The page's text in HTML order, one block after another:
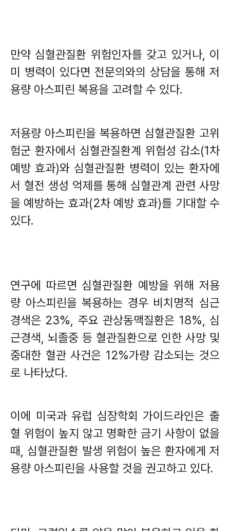
만약 심혈관질환 위험인자를 갖고 있거나, 이
미 병력이 있다면 전문의와의 상담을 통해 저
용량 아스피린 복용을 고려할 수 있다.
저용량 아스피린을 복용하면 심혈관질환 고위
험군 환자에서 심혈관질환계 위험성 감소(1차
예방 효과)와 심혈관질환 병력이 있는 환자에
서 혈전 생성 억제를 통해 심혈관계 관련 사망
을 예방하는 효과(2차 예방 효과)를 기대할 수
있다.
연구에 따르면 심혈관질환 예방을 위해 저용
량 아스피린을 복용하는 경우 비치명적 심근
경색은 23%, 주요 관상동맥질환은 18%, 심
근경색, 뇌졸중 등 혈관질환으로 인한 사망 및
중대한 혈관 사건은 12%가량 감소되는 것으
로 나타났다.
이에 미국과 유럽 심장학회 가이드라인은 출
혈 위험이 높지 않고 명확한 금기 사항이 없을
때, 심혈관질환 발생 위험이 높은 환자에게 저
용량 아스피린을 사용할 것을 권고하고 있다.